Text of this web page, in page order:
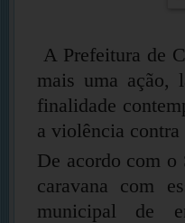
A Prefeitura de
mais uma ação,
finalidade
a violência contra
De acordo com o
caravana com
municipal de